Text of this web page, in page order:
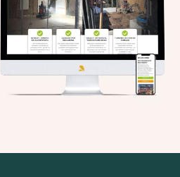
Mijn Adempad: nieuwe
website